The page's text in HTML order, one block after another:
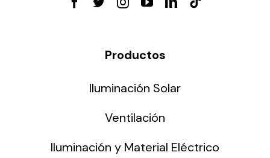
Productos
Iluminación Solar
Ventilación
Iluminación y Material Eléctrico